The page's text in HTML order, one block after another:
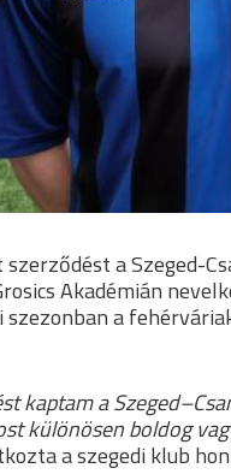
a Szeged-
Akadémián
a
kaptam a
különösen boldog
a szegedi klub